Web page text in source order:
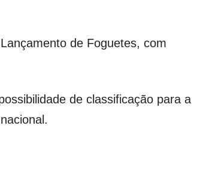
de Foguetes, com
de classificação para a